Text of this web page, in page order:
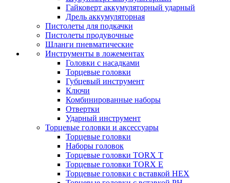
Гайковерт аккумуляторный ударный
Дрель аккумуляторная
Пистолеты для подкачки
Пистолеты продувочные
Шланги пневматические
Инструменты в ложементах
Головки с насадками
Торцевые головки
Губцевый инструмент
Ключи
Комбинированные наборы
Отвертки
Ударный инструмент
Торцевые головки и аксессуары
Торцевые головки
Наборы головок
Торцевые головки TORX T
Торцевые головки TORX Е
Торцевые головки с вставкой HEX